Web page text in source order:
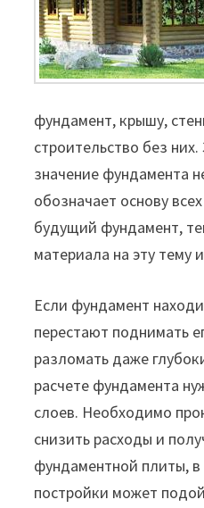
фундамент, крышу,
строительство без
значение фундамента
обозначает основу
будущий фундамент,
материала на эту тему
Если фундамент
перестают поднимать
разломать даже
расчете фундамента
слоев. Необходимо
снизить расходы и
фундаментной плиты,
постройки может